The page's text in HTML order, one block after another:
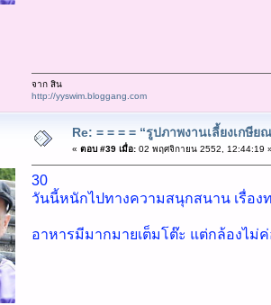
จาก สิน
http://yyswim.bloggang.com
Re: = = = = “รูปภาพงานเลี้ยงเกษี
« ตอบ #39 เมื่อ:02 พฤศจิกายน 2552, 12:44:19
30
วันนี้หนักไปทางความสนุกสนาน เรื่องท
อาหารมีมากมายเต็มโต๊ะ แต่กล้องไม่